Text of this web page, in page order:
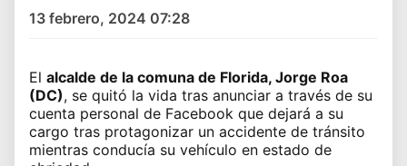
13 febrero, 2024 07:28
El alcalde de la comuna de Florida, Jorge Roa
(DC), se quitó la vida tras anunciar a través de su
cuenta personal de Facebook que dejará a su
cargo tras protagonizar un accidente de tránsito
mientras conducía su vehículo en estado de